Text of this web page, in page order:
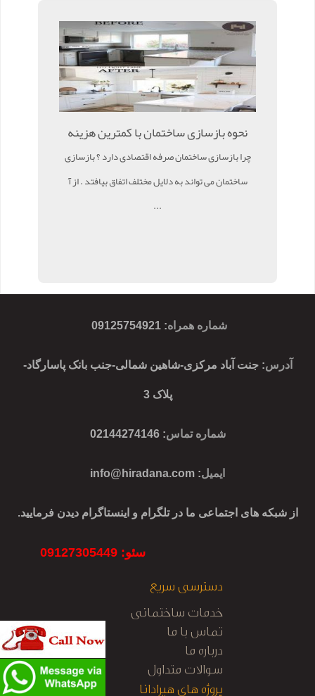
نحوه بازسازی ساختمان با کمترین هزینه
چرا بازسازی ساختمان صرفه اقتصادی دارد ؟ بازسازی
ساختمان می تواند به دلایل مختلف اتفاق بیافتد . از آ
...
شماره همراه:
09125754921
آدرس: جنت آباد مرکزی-شاهین شمالی-جنب بانک پاسارگاد-
پلاک 3
شماره تماس: 02144274146
ایمیل:
info@hiradana.com
از شبکه های اجتماعی ما در تلگرام و اینستاگرام دیدن فرمایید.
سئو: 09127305449
دسترسی سریع
خدمات ساختمانی
تماس با ما
درباره ما
سوالات متداول
پروژه های هیرادانا